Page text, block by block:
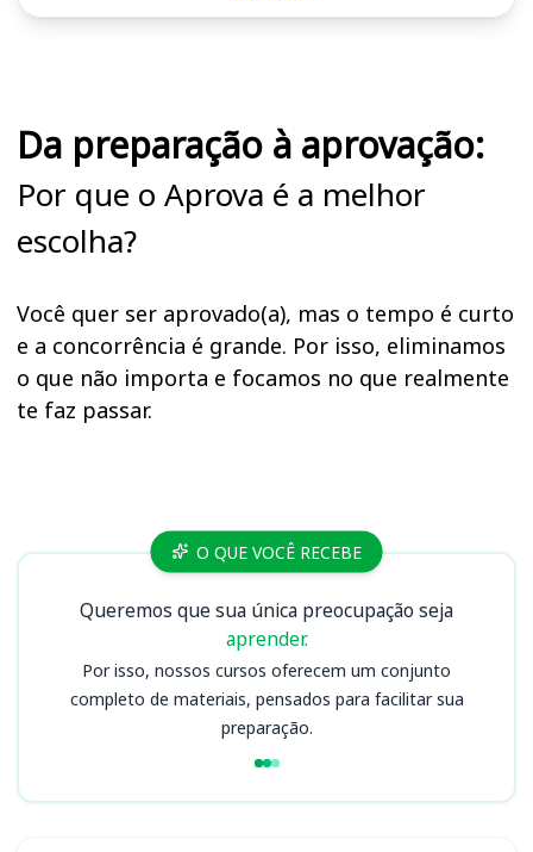
Da preparação à aprovação:
Por que o Aprova é a melhor
escolha?
Você quer ser aprovado(a), mas o tempo é curto
e a concorrência é grande. Por isso, eliminamos
o que não importa e focamos no que realmente
te faz passar.
Cursos O QUE VOCÊ RECEBE
Queremos que sua única preocupação seja
aprender.
Por isso, nossos cursos oferecem um conjunto
completo de materiais, pensados para facilitar sua
preparação.